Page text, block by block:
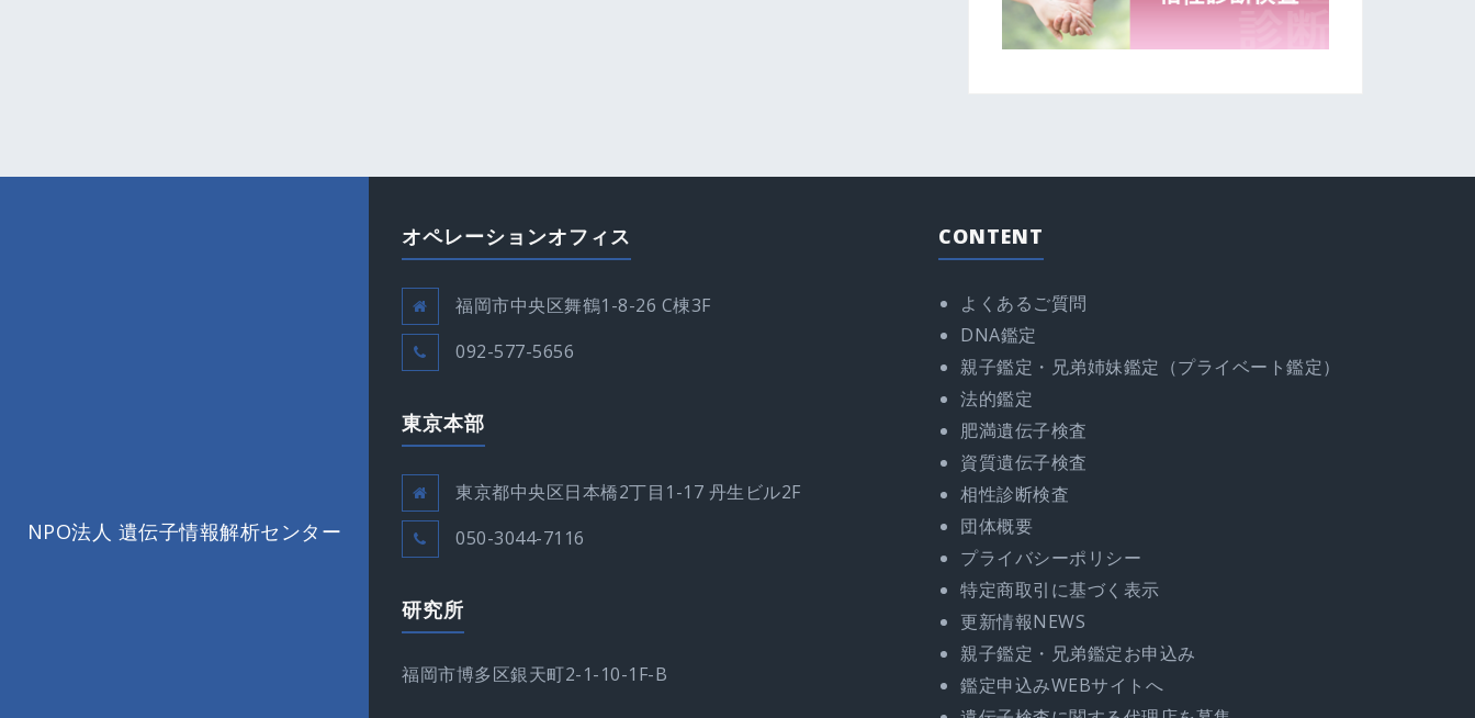
NPO法人 遺伝子情報解析センター
オペレーションオフィス
福岡市中央区舞鶴1-8-26 C棟3F
092-577-5656
東京本部
東京都中央区日本橋2丁目1-17 丹生ビル2F
050-3044-7116
研究所
福岡市博多区銀天町2-1-10-1F-B
CONTENT
よくあるご質問
DNA鑑定
親子鑑定・兄弟姉妹鑑定（プライベート鑑定）
法的鑑定
肥満遺伝子検査
資質遺伝子検査
相性診断検査
団体概要
プライバシーポリシー
特定商取引に基づく表示
更新情報NEWS
親子鑑定・兄弟鑑定お申込み
鑑定申込みWEBサイトへ